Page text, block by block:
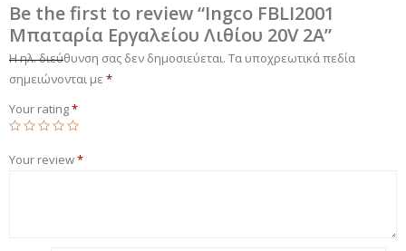
Be the first to review “Ingco FBLI2001
Μπαταρία Εργαλείου Λιθίου 20V 2A”
Η ηλ. διεύθυνση σας δεν δημοσιεύεται. Τα υποχρεωτικά πεδία
σημειώνονται με *
Your rating*
Your review*